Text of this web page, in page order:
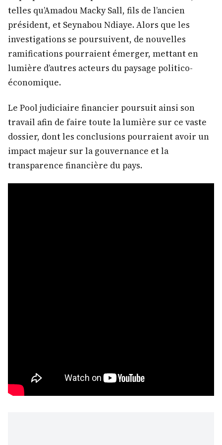
telles qu’Amadou Macky Sall, fils de l’ancien
président, et Seynabou Ndiaye. Alors que les
investigations se poursuivent, de nouvelles
ramifications pourraient émerger, mettant en
lumière d’autres acteurs du paysage politico-
économique.
Le Pool judiciaire financier poursuit ainsi son
travail afin de faire toute la lumière sur ce vaste
dossier, dont les conclusions pourraient avoir un
impact majeur sur la gouvernance et la
transparence financière du pays.